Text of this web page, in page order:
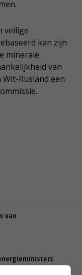
veilige
kan zijn
minerale
van
Rusland een
van